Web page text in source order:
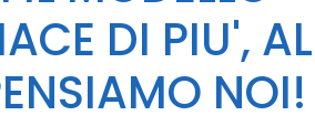
DI PIU', AL
NOI!